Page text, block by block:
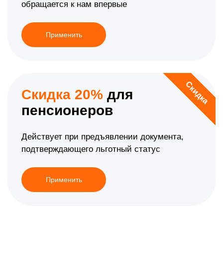
обращается к нам впервые
Применить
Скидка
Скидка 20% для
пенсионеров
Действует при предъявлении документа,
подтверждающего льготный статус
Применить